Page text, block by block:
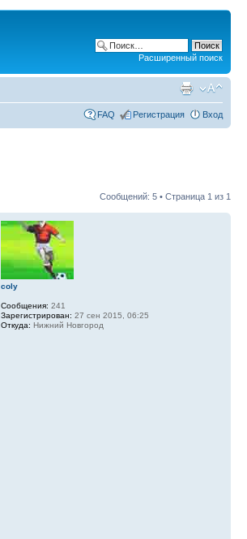
Расширенный поиск
FAQ Регистрация Вход
Сообщений: 5 • Страница 1 из 1
coly
Сообщения: 241
Зарегистрирован: 27 сен 2015, 06:25
Откуда: Нижний Новгород